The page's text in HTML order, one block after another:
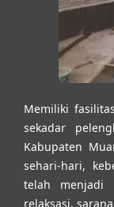
Memiliki
sekadar
Kabupaten
sehari-hari,
telah menjadi
relaksasi,